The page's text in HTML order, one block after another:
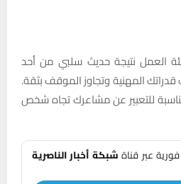
العمل نتيجة حديث سلبي من أحد
قدراتك المهنية وتجاوز الموقف بثقة.
للتعبير عن مشاعرك تجاه شخص
عبر قناةشبكة أخبار الناصرية